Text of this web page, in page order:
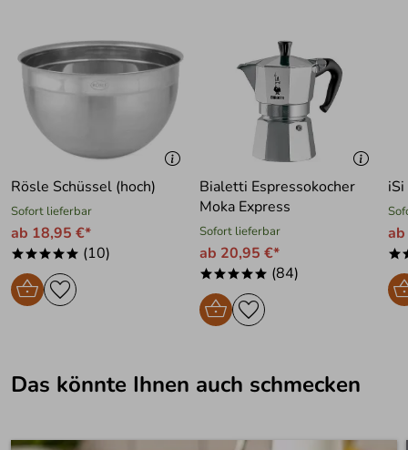
Rösle Schüssel (hoch)
Sofort lieferbar
ab 18,95 €*
***** (10)
Bialetti Espressokocher
Moka Express
Sofort lieferbar
ab 20,95 €*
***** (84)
Das könnte Ihnen auch schmecken